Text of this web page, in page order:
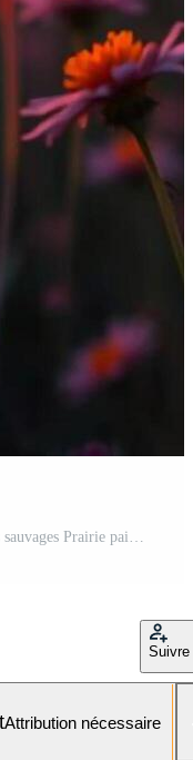
vibrant le coucher du soleil plus de fleurs sauvages Prairie paisible la nature scène Photo Gratuite
Suivre
Attribution nécessaire